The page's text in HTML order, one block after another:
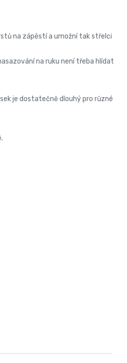
na zápěstí a umožní tak střelci
na ruku není třeba hlídat
je dostatečně dlouhý pro různé